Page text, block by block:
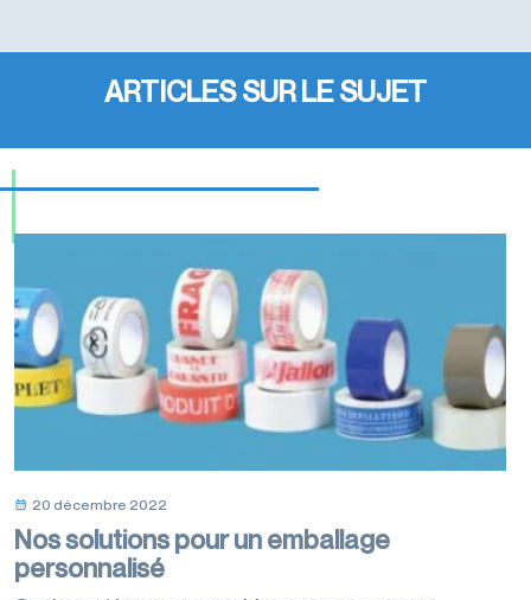
ARTICLES SUR LE SUJET
20 décembre 2022
Nos solutions pour un emballage
personnalisé